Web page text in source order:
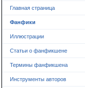
Главная страница
Фанфики
Иллюстрации
Статьи о фанфикшене
Термины фанфикшена
Инструменты авторов